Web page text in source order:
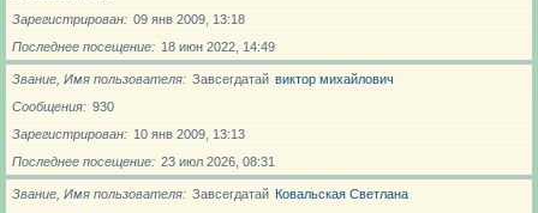
Зарегистрирован
09 янв 2009, 13:18
Последнее посещение
18 июн 2022, 14:49
Звание, Имя пользователя Завсегдатай виктор михайлович
Сообщения
930
Зарегистрирован
10 янв 2009, 13:13
Последнее посещение
23 июл 2026, 08:31
Звание, Имя пользователя Завсегдатай Ковальская Светлана